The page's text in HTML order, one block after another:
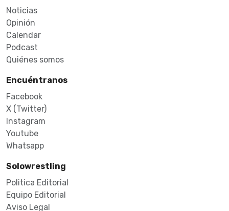
Noticias
Opinión
Calendar
Podcast
Quiénes somos
Encuéntranos
Facebook
X (Twitter)
Instagram
Youtube
Whatsapp
Solowrestling
Politica Editorial
Equipo Editorial
Aviso Legal